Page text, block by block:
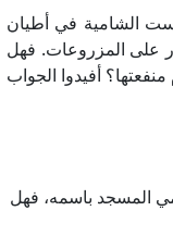
الشامية في أطيان
على المزروعات. فهل
أفيدوا الجواب
المسجد باسمه، فهل